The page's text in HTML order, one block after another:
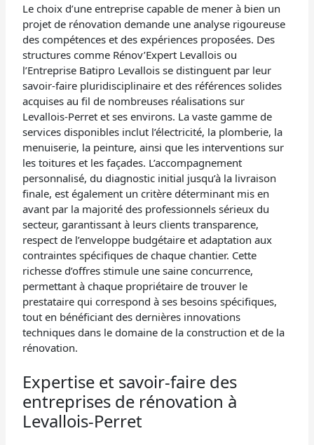
Le choix d’une entreprise capable de mener à bien un
projet de rénovation demande une analyse rigoureuse
des compétences et des expériences proposées. Des
structures comme Rénov’Expert Levallois ou
l’Entreprise Batipro Levallois se distinguent par leur
savoir-faire pluridisciplinaire et des références solides
acquises au fil de nombreuses réalisations sur
Levallois-Perret et ses environs. La vaste gamme de
services disponibles inclut l’électricité, la plomberie, la
menuiserie, la peinture, ainsi que les interventions sur
les toitures et les façades. L’accompagnement
personnalisé, du diagnostic initial jusqu’à la livraison
finale, est également un critère déterminant mis en
avant par la majorité des professionnels sérieux du
secteur, garantissant à leurs clients transparence,
respect de l’enveloppe budgétaire et adaptation aux
contraintes spécifiques de chaque chantier. Cette
richesse d’offres stimule une saine concurrence,
permettant à chaque propriétaire de trouver le
prestataire qui correspond à ses besoins spécifiques,
tout en bénéficiant des dernières innovations
techniques dans le domaine de la construction et de la
rénovation.
Expertise et savoir-faire des
entreprises de rénovation à
Levallois-Perret